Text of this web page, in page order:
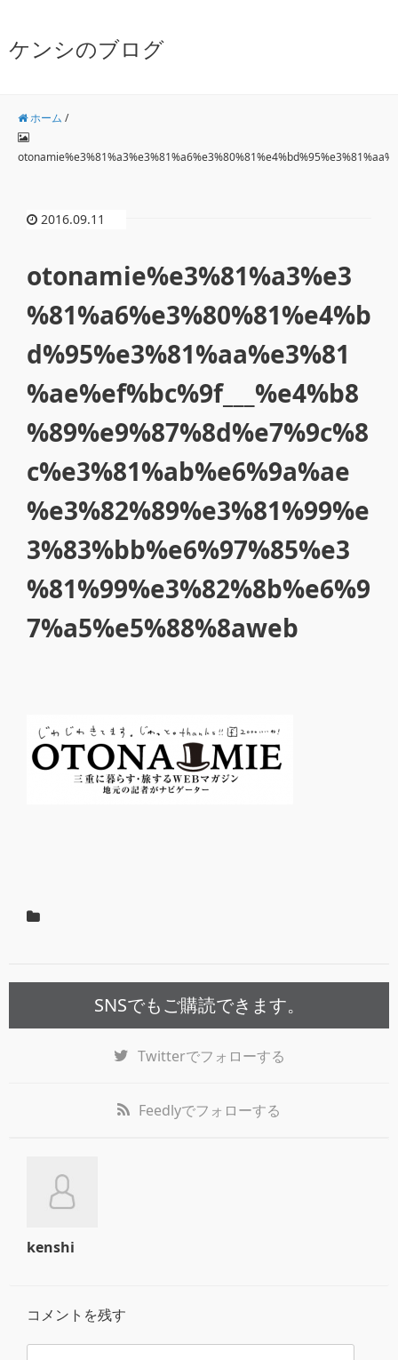
ケンシのブログ
ホーム /
2016.09.11
otonamie%e3%81%a3%e3
%81%a6%e3%80%81%e4%b
d%95%e3%81%aa%e3%81
%ae%ef%bc%9f___%e4%b8
%89%e9%87%8d%e7%9c%8
c%e3%81%ab%e6%9a%ae
%e3%82%89%e3%81%99%e
3%83%bb%e6%97%85%e3
%81%99%e3%82%8b%e6%9
7%a5%e5%88%8aweb
SNSでもご購読できます。
Twitterでフォローする
Feedlyでフォローする
kenshi
コメントを残す